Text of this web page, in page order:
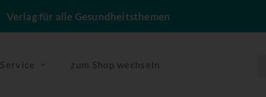
Verlag für alle Gesundheitsthemen
Service zum Shop wechseln